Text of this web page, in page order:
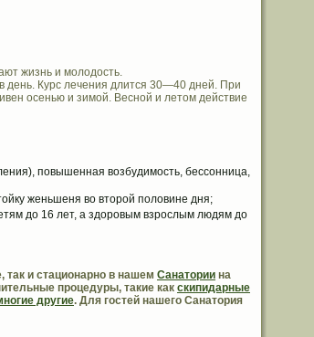
жизнь и молодость.
Курс лечения длится 30—40 дней. При
осенью и зимой. Весной и летом действие
повышенная возбудимость, бессонница,
женьшеня во второй половине дня;
до 16 лет, а здоровым взрослым людям до
и стационарно в нашем Санатории на
процедуры, такие как скипидарные
другие. Для гостей нашего Санатория